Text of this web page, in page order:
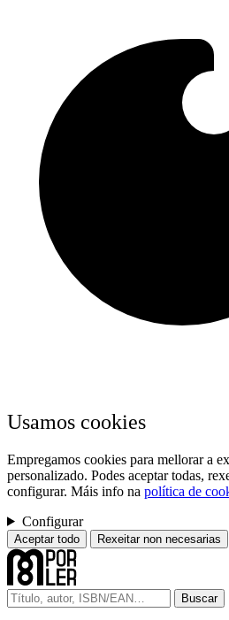
Usamos cookies
Empregamos cookies para mellorar a
personalizado. Podes aceptar todas,
configurar. Máis info na política de
Configurar
Aceptar todo Rexeitar non necesarias
Buscar